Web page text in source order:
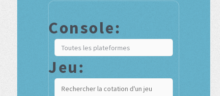
Console:
Jeu: